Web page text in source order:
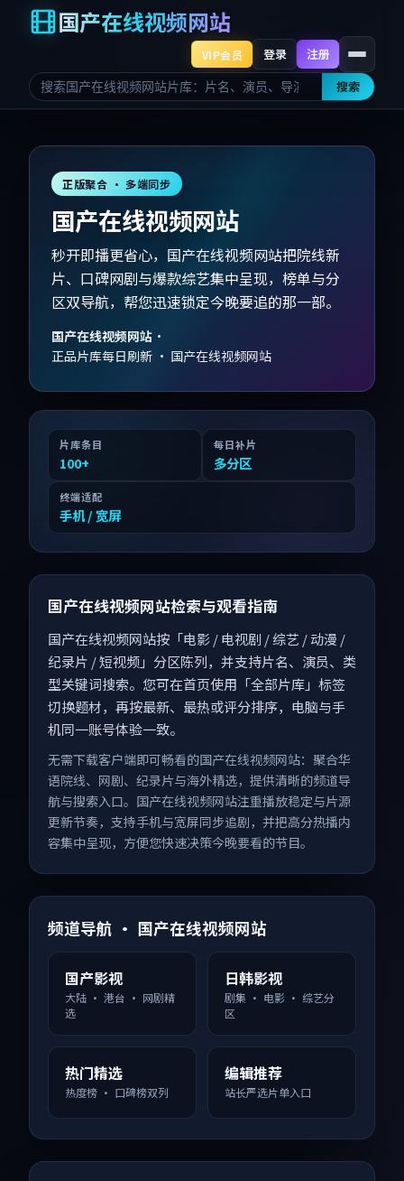
国产在线视频网站
搜索
VIP会员 登录 注册
正版聚合 · 多端同步
国产在线视频网站
秒开即播更省心，国产在线视频网站把院线新
片、口碑网剧与爆款综艺集中呈现，榜单与分
区双导航，帮您迅速锁定今晚要追的那一部。
国产在线视频网站 ·
正品片库每日刷新 · 国产在线视频网站
片库条目
100+
每日补片
多分区
终端适配
手机 / 宽屏
国产在线视频网站检索与观看指南
国产在线视频网站按「电影 / 电视剧 / 综艺 / 动漫 /
纪录片 / 短视频」分区陈列，并支持片名、演员、类
型关键词搜索。您可在首页使用「全部片库」标签
切换题材，再按最新、最热或评分排序，电脑与手
机同一账号体验一致。
无需下载客户端即可畅看的国产在线视频网站：聚合华
语院线、网剧、纪录片与海外精选，提供清晰的频道导
航与搜索入口。国产在线视频网站注重播放稳定与片源
更新节奏，支持手机与宽屏同步追剧，并把高分热播内
容集中呈现，方便您快速决策今晚要看的节目。
频道导航 · 国产在线视频网站
国产影视
大陆 · 港台 · 网剧精
选
日韩影视
剧集 · 电影 · 综艺分
区
热门精选
热度榜 · 口碑榜双列
编辑推荐
站长严选片单入口